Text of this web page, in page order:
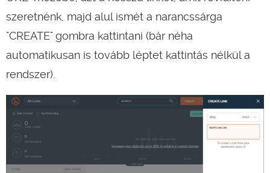
szeretnénk, majd alul ismét a narancssárga
"CREATE" gombra kattintani (bár néha
automatikusan is tovább léptet kattintás nélkül a
rendszer).